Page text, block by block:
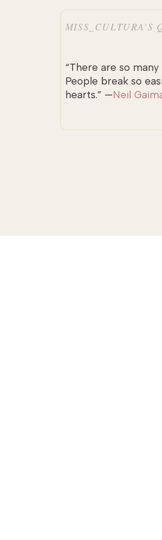
MISS_CULTURA’S
“There are so
People break so
hearts.” —Neil